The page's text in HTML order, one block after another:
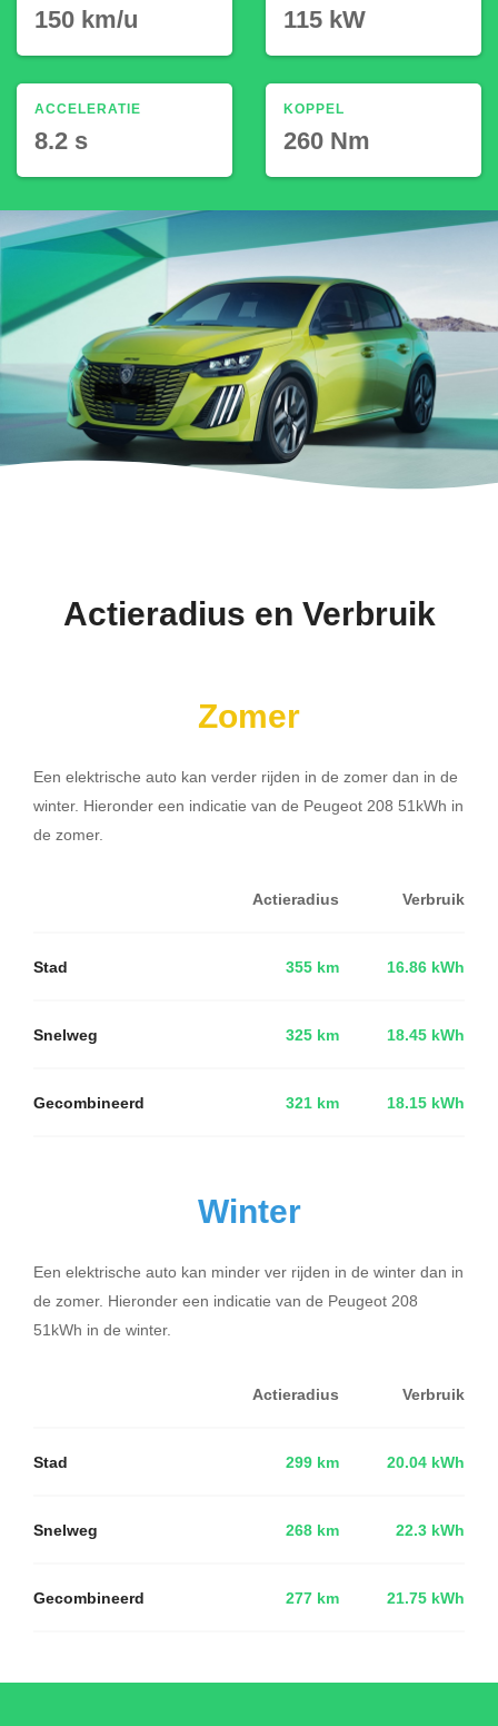
150 km/u
ACCELERATIE
8.2 s
115 kW
KOPPEL
260 Nm
Actieradius en Verbruik
Zomer
Een elektrische auto kan verder rijden in de zomer dan in de
winter. Hieronder een indicatie van de Peugeot 208 51kWh in
de zomer.
Actieradius Verbruik
Stad 355 km 16.86 kWh
Snelweg 325 km 18.45 kWh
Gecombineerd 321 km 18.15 kWh
Winter
Een elektrische auto kan minder ver rijden in de winter dan in
de zomer. Hieronder een indicatie van de Peugeot 208
51kWh in de winter.
Actieradius Verbruik
Stad 299 km 20.04 kWh
Snelweg 268 km 22.3 kWh
Gecombineerd 277 km 21.75 kWh